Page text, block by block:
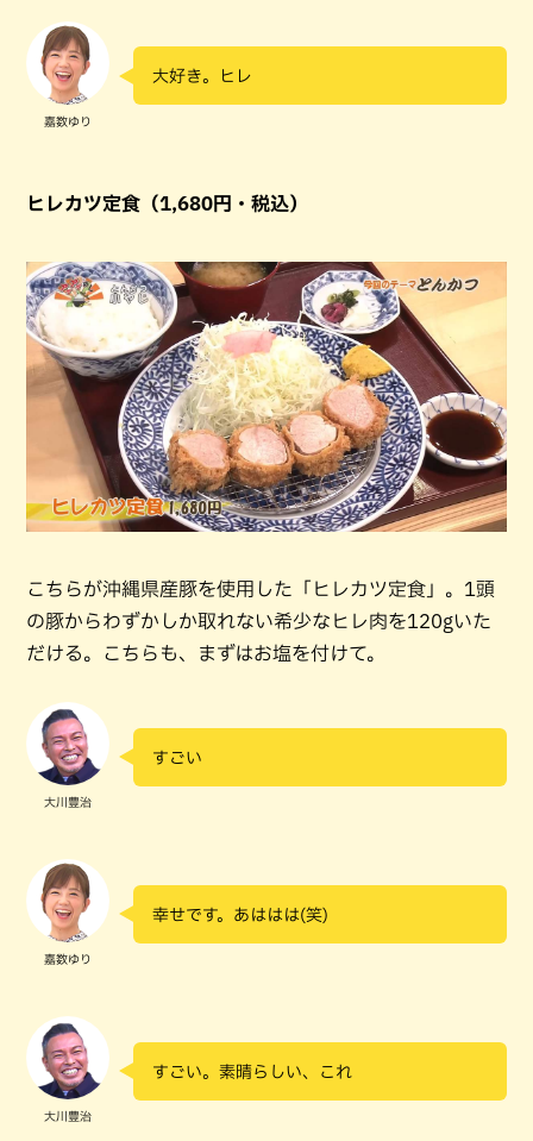
嘉数ゆり
大好き。ヒレ
ヒレカツ定食（1,680円・税込）
こちらが沖縄県産豚を使用した「ヒレカツ定食」。1頭
の豚からわずかしか取れない希少なヒレ肉を120gいた
だける。こちらも、まずはお塩を付けて。
大川豊治
すごい
嘉数ゆり
幸せです。あははは(笑)
大川豊治
すごい。素晴らしい、これ